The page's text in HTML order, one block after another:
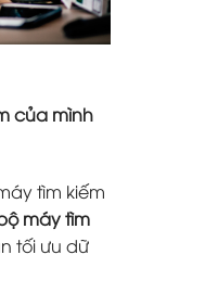
của mình
tìm kiếm
máy tìm
tối ưu dữ